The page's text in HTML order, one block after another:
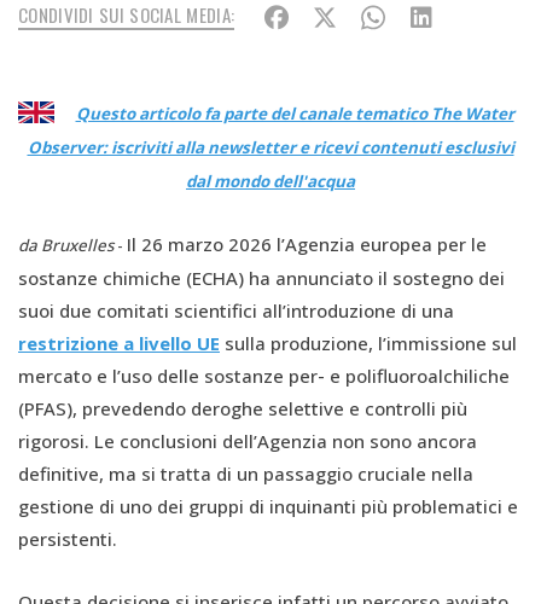
CONDIVIDI SUI SOCIAL MEDIA:
Questo articolo fa parte del canale tematico The Water
Observer: iscriviti alla newsletter e ricevi contenuti esclusivi
dal mondo dell'acqua
da Bruxelles- Il 26 marzo 2026 l’Agenzia europea per le
sostanze chimiche (ECHA) ha annunciato il sostegno dei
suoi due comitati scientifici all’introduzione di una
restrizione a livello UE sulla produzione, l’immissione sul
mercato e l’uso delle sostanze per- e polifluoroalchiliche
(PFAS), prevedendo deroghe selettive e controlli più
rigorosi. Le conclusioni dell’Agenzia non sono ancora
definitive, ma si tratta di un passaggio cruciale nella
gestione di uno dei gruppi di inquinanti più problematici e
persistenti.